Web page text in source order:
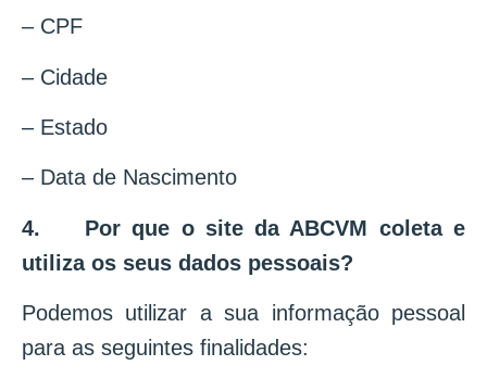
– CPF
– Cidade
– Estado
– Data de Nascimento
4.
Por que o site da ABCVM coleta e
utiliza os seus dados pessoais?
Podemos utilizar a sua informação pessoal
para as seguintes finalidades: